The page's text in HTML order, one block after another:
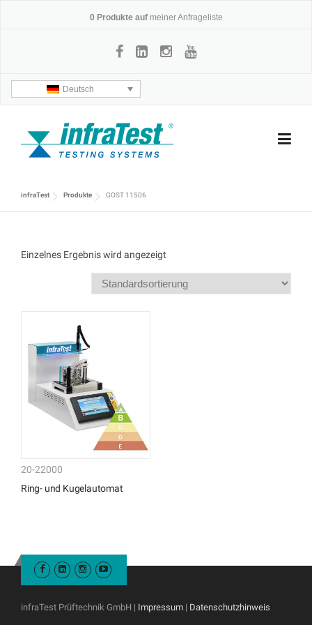
0 Produkte auf meiner Anfrageliste
Deutsch
infraTest Produkte GOST 11506
Einzelnes Ergebnis wird angezeigt
20-22000
Ring- und Kugelautomat
infraTest Prüftechnik GmbH | Impressum | Datenschutzhinweis